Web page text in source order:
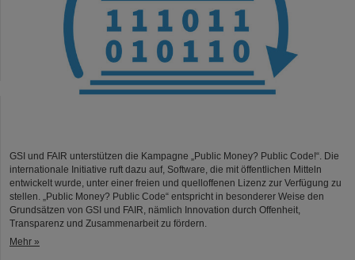
GSI und FAIR unterstützen die Kampagne „Public Money? Public Code!“. Die
internationale Initiative ruft dazu auf, Software, die mit öffentlichen Mitteln
entwickelt wurde, unter einer freien und quelloffenen Lizenz zur Verfügung zu
stellen. „Public Money? Public Code“ entspricht in besonderer Weise den
Grundsätzen von GSI und FAIR, nämlich Innovation durch Offenheit,
Transparenz und Zusammenarbeit zu fördern.
Mehr »